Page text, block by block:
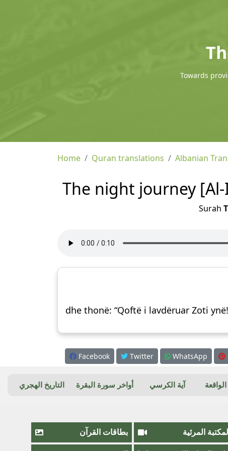
Towards
Home Quran translations Albanian
The night journey
Surah
dhe thonë: “Qoftë i lavdëruar Zoti
Facebook Twitter WhatsApp
آية الكرسي أواخر سورة البقرة التاريخ الهجري
المكتبة المرئية بطاقات القرآن